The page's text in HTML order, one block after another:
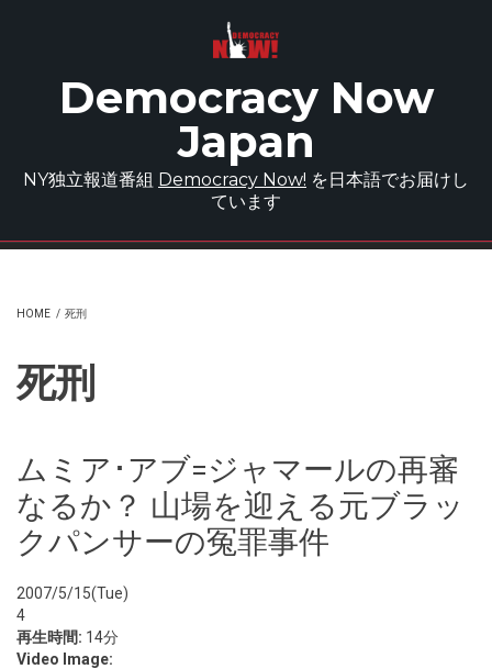
Democracy Now
Japan
NY独立報道番組 Democracy Now! を日本語でお届けし
ています
HOME / 死刑
死刑
ムミア･アブ=ジャマールの再審
なるか？ 山場を迎える元ブラッ
クパンサーの冤罪事件
2007/5/15(Tue)
4
再生時間: 14分
Video Image: